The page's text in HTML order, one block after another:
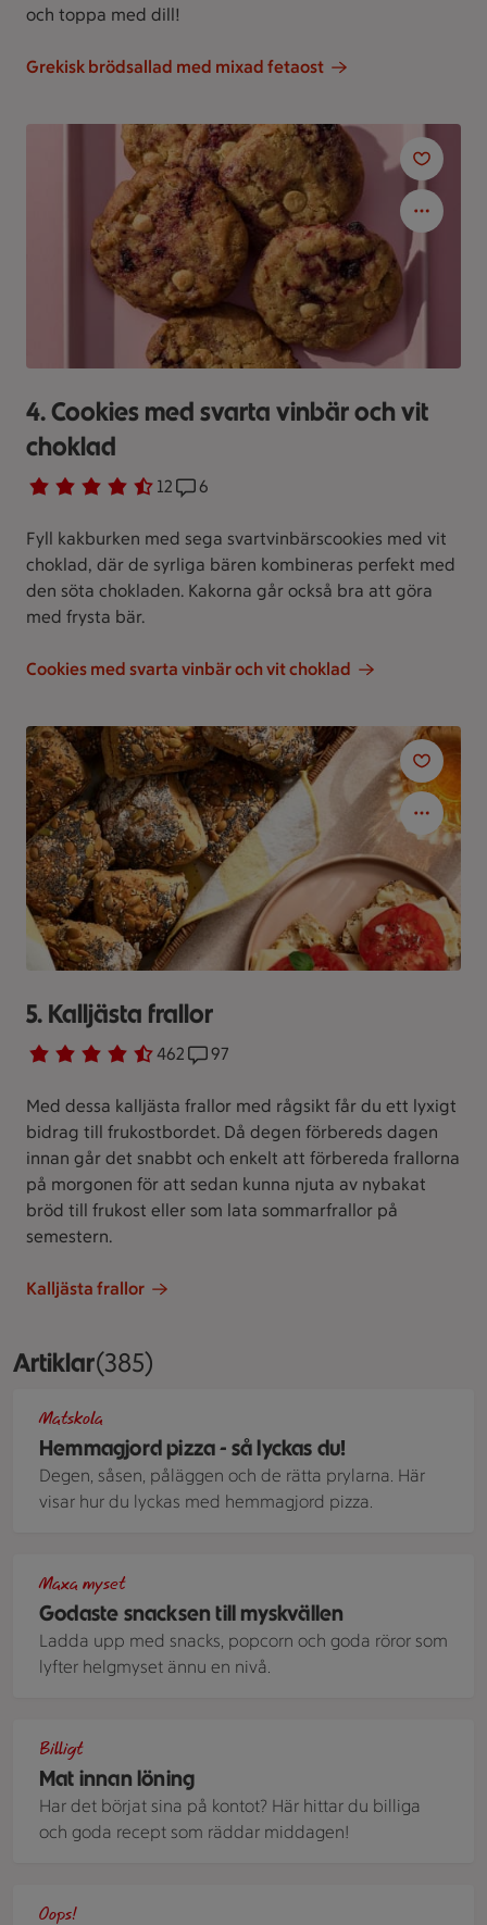
och toppa med dill!
Grekisk brödsallad med mixad fetaost
4. Cookies med svarta vinbär och vit
choklad
Betyg 4.3 av 5. 12
12 personer har röstatReceptet har 6 kommentarer
6
Fyll kakburken med sega svartvinbärscookies med vit
choklad, där de syrliga bären kombineras perfekt med
den söta chokladen. Kakorna går också bra att göra
med frysta bär.
Cookies med svarta vinbär och vit choklad
5. Kalljästa frallor
Betyg 4.1 av 5. 462
462 personer har röstatReceptet har 97 kommentarer
97
Med dessa kalljästa frallor med rågsikt får du ett lyxigt
bidrag till frukostbordet. Då degen förbereds dagen
innan går det snabbt och enkelt att förbereda frallorna
på morgonen för att sedan kunna njuta av nybakat
bröd till frukost eller som lata sommarfrallor på
semestern.
Kalljästa frallor
ArtiklarVisar 385 stycken
(385)
Hemmagjord pizza - så lyckas du!
Matskola
Degen, såsen, påläggen och de rätta prylarna. Här
visar hur du lyckas med hemmagjord pizza.
Godaste snacksen till myskvällen
Maxa myset
Ladda upp med snacks, popcorn och goda röror som
lyfter helgmyset ännu en nivå.
Mat innan löning
Billigt
Har det börjat sina på kontot? Här hittar du billiga
och goda recept som räddar middagen!
Oops!